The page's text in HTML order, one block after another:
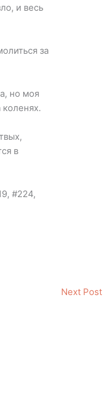
и весь
за
но моя
в
#224,
Next Post